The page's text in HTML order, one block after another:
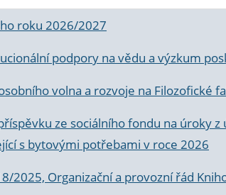
roku 2026/2027
podpory na vědu a výzkum
volna a rozvoje na Filozofické
ze sociálního fondu na úroky
s bytovými potřebami v roce 2026
2025, Organizační a provozní řád